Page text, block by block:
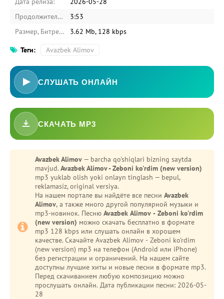
Продолжительность:
3:53
Размер, Битрейт:
3.62 Mb, 128 kbps
Теги: Avazbek Alimov
СЛУШАТЬ ОНЛАЙН
СКАЧАТЬ MP3
Avazbek Alimov — barcha qo'shiqlari bizning saytda
mavjud. Avazbek Alimov - Zeboni ko'rdim (new version)
mp3 yuklab olish yoki onlayn tinglash — bepul,
reklamasiz, original versiya.
На нашем портале вы найдёте все песни Avazbek
Alimov, а также много другой популярной музыки и
mp3-новинок. Песню Avazbek Alimov - Zeboni ko'rdim
(new version) можно скачать бесплатно в формате
mp3 128 kbps или слушать онлайн в хорошем
качестве. Скачайте Avazbek Alimov - Zeboni ko'rdim
(new version) mp3 на телефон (Android или iPhone)
без регистрации и ограничений. На нашем сайте
доступны лучшие хиты и новые песни в формате mp3.
Перед скачиванием любую композицию можно
прослушать онлайн. Дата публикации песни: 2026-05-
28